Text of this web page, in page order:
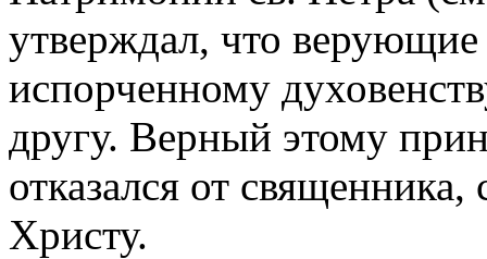
утверждал, что
испорченному
другу. Верный этому
отказался от священника,
Христу.